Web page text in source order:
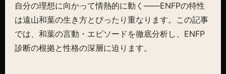
自分の理想に向かって情熱的に動く——ENFPの特性
は遠山和葉の生き方とぴったり重なります。この記事
では、和葉の言動・エピソードを徹底分析し、ENFP
診断の根拠と性格の深層に迫ります。